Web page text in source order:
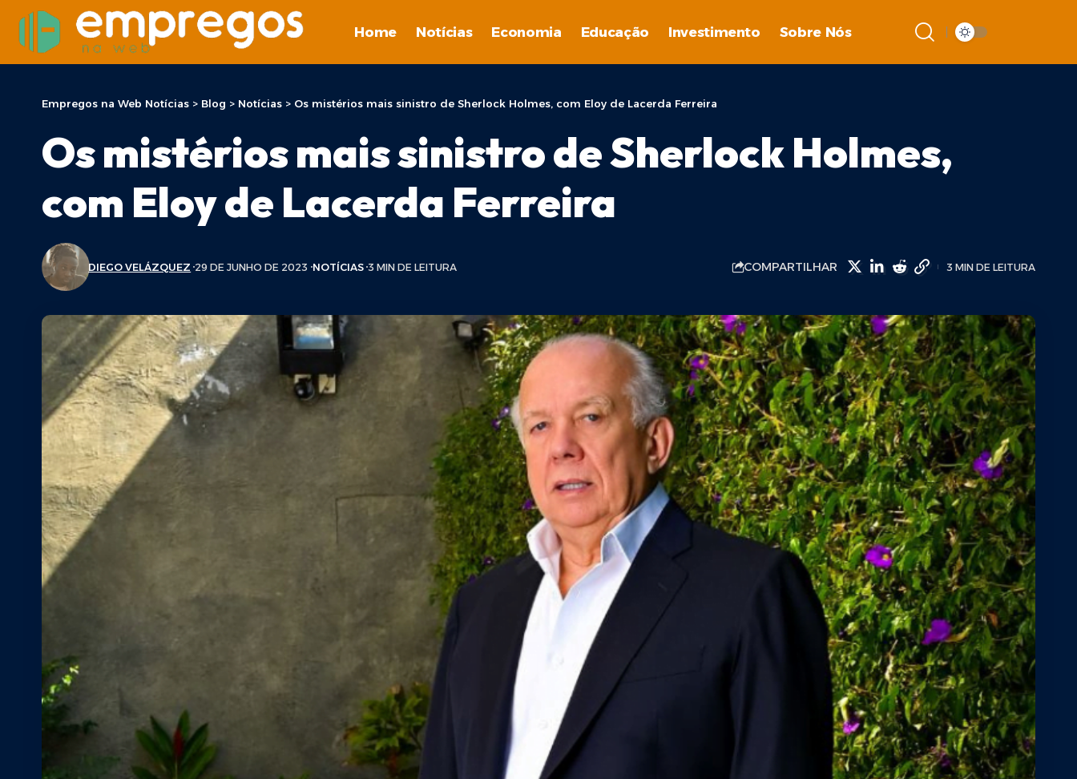
Home Notícias Economia Educação Investimento Sobre Nós
Empregos na Web Notícias > Blog > Notícias > Os mistérios mais sinistro de Sherlock Holmes, com Eloy de Lacerda Ferreira
Os mistérios mais sinistro de Sherlock Holmes,
com Eloy de Lacerda Ferreira
DIEGO VELÁZQUEZ 29 DE JUNHO DE 2023 NOTÍCIAS 3 MIN DE LEITURA COMPARTILHAR 3 MIN DE LEITURA